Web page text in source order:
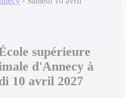
supérieure
d'Annecy à
10 avril 2027